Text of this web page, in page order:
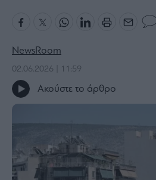
Wiseman
Room
301
My
Winners
&
Losers
NewsRoom
02.06.2026 | 11:59
Ακούστε το άρθρο